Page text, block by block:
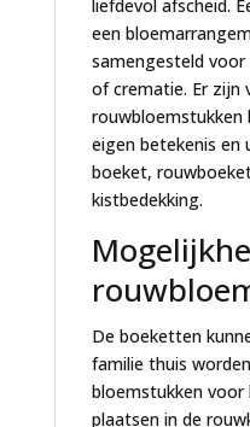
liefdevol afscheid.
een
samengesteld
of crematie. Er zijn
rouwbloemstukken
eigen betekenis en
boeket,
kistbedekking.
De boeketten
familie thuis
bloemstukken
plaatsen in de